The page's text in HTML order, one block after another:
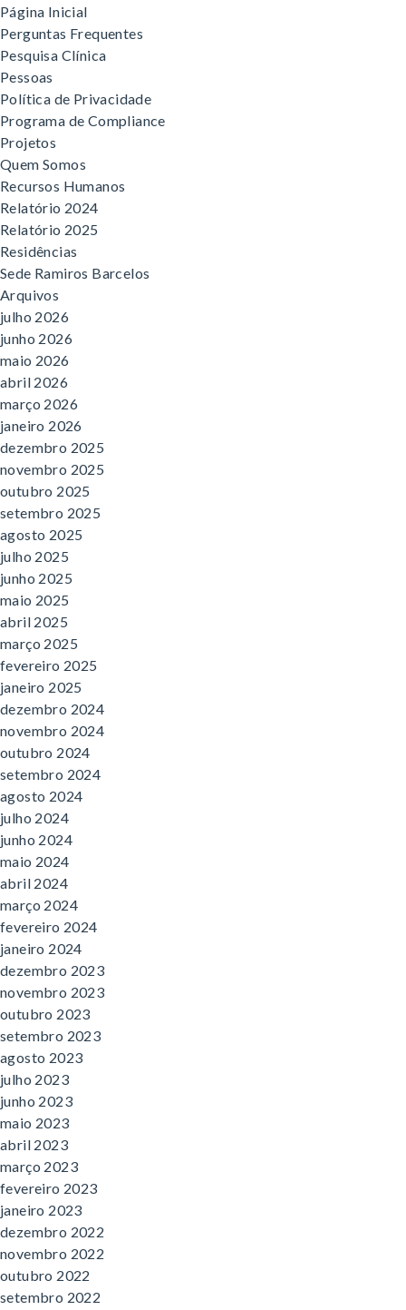
Página Inicial
Perguntas Frequentes
Pesquisa Clínica
Pessoas
Política de Privacidade
Programa de Compliance
Projetos
Quem Somos
Recursos Humanos
Relatório 2024
Relatório 2025
Residências
Sede Ramiros Barcelos
Arquivos
julho 2026
junho 2026
maio 2026
abril 2026
março 2026
janeiro 2026
dezembro 2025
novembro 2025
outubro 2025
setembro 2025
agosto 2025
julho 2025
junho 2025
maio 2025
abril 2025
março 2025
fevereiro 2025
janeiro 2025
dezembro 2024
novembro 2024
outubro 2024
setembro 2024
agosto 2024
julho 2024
junho 2024
maio 2024
abril 2024
março 2024
fevereiro 2024
janeiro 2024
dezembro 2023
novembro 2023
outubro 2023
setembro 2023
agosto 2023
julho 2023
junho 2023
maio 2023
abril 2023
março 2023
fevereiro 2023
janeiro 2023
dezembro 2022
novembro 2022
outubro 2022
setembro 2022